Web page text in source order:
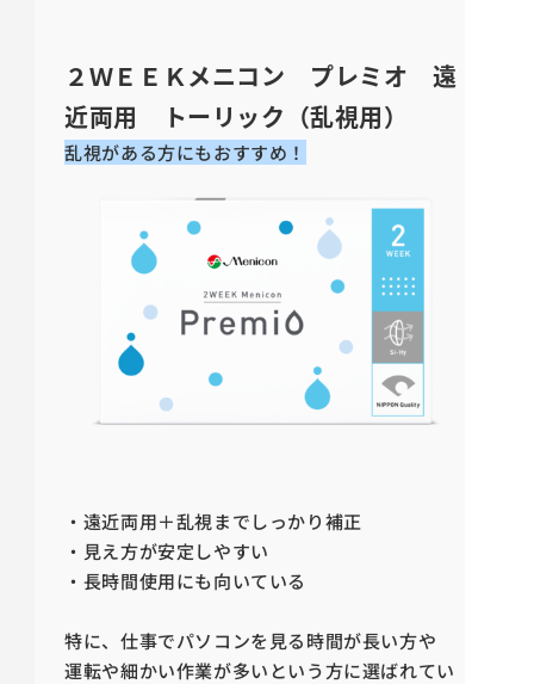
２ＷＥＥＫメニコン プレミオ 遠
近両用 トーリック（乱視用）
乱視がある方にもおすすめ！
・遠近両用＋乱視までしっかり補正
・見え方が安定しやすい
・長時間使用にも向いている
特に、仕事でパソコンを見る時間が長い方や
運転や細かい作業が多いという方に選ばれてい